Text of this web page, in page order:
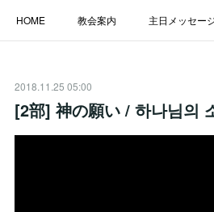
HOME 教会案内 主日メッセー
LINK
2018.11.25 05:00
[2部] 神の願い / 하나님의